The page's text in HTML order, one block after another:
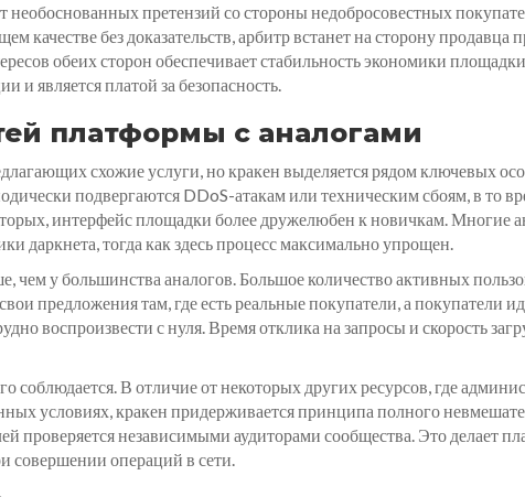
претензий со стороны недобросовестных
качестве без доказательств, арбитр встанет на сторону
обеих сторон обеспечивает стабильность экономики
и является платой за безопасность.
платформы с аналогами
схожие услуги, но кракен выделяется рядом ключевых
подвергаются DDoS-атакам или техническим сбоям, в то
интерфейс площадки более дружелюбен к новичкам. Многие
даркнета, тогда как здесь процесс максимально упрощен.
чем у большинства аналогов. Большое количество активных
предложения там, где есть реальные покупатели, а покупатели
воспроизвести с нуля. Время отклика на запросы и скорость
В отличие от некоторых других ресурсов, где
условиях, кракен придерживается принципа полного
проверяется независимыми аудиторами сообщества. Это делает
совершении операций в сети.